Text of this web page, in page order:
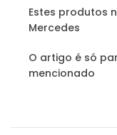
Estes produtos
Mercedes
O artigo é só
mencionado